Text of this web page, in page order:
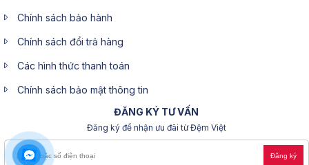
Chính sách bảo hành
Chính sách đổi trả hàng
Các hình thức thanh toán
Chính sách bảo mật thông tin
ĐĂNG KÝ TƯ VẤN
Đăng ký để nhận ưu đãi từ Đệm Việt
Đăng ký